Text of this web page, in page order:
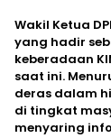
​Wakil Ketua
yang hadir
keberadaan
saat ini.
deras dalam
di tingkat
menyaring